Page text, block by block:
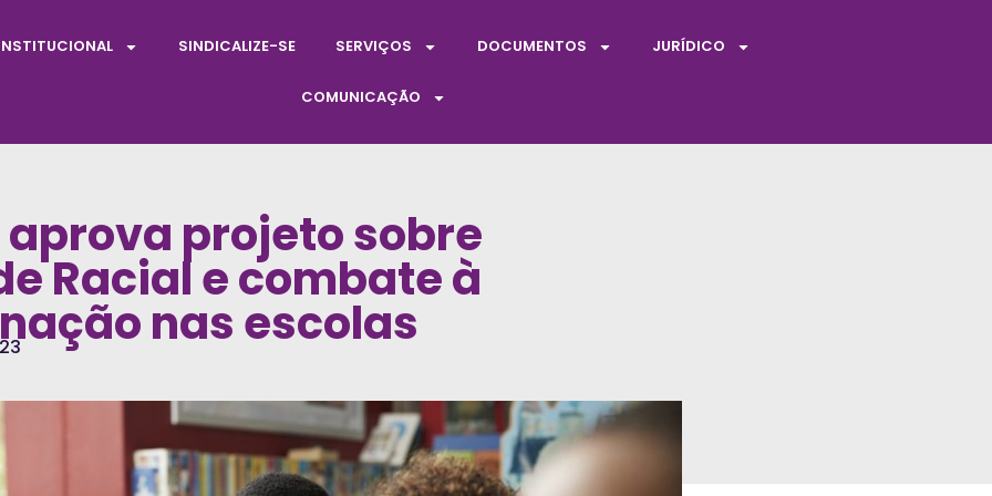
SINDICALIZE-SE SERVIÇOS DOCUMENTOS JURÍDICO
COMUNICAÇÃO
projeto sobre
Racial e combate à
nas escolas